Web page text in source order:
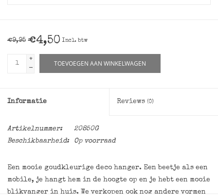
€9,95 €4,50 Incl. btw
+
-
TOEVOEGEN AAN WINKELWAGEN
Informatie Reviews (0)
Artikelnummer:
20850G
Beschikbaarheid:
Op voorraad
Een mooie goudkleurige deco hanger. Een beetje als een
mobile, je hangt hem in de hoogte op en je hebt een mooie
blikvanger in huis. We verkopen ook nog andere vormen